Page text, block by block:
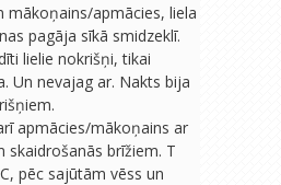
mākoņains/apmācies, liela
pagāja sīkā smidzeklī.
lielie nokrišņi, tikai
Un nevajag ar. Nakts bija
apmācies/mākoņains ar
skaidrošanās brīžiem. T
pēc sajūtām vēss un